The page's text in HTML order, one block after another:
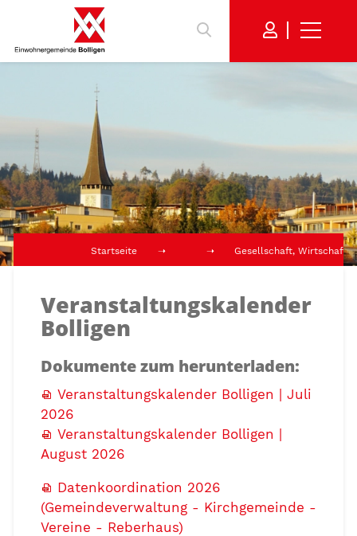
Startseite Gesellschaft, Wirtschaft,
Veranstaltungskalender
Bolligen
Dokumente zum herunterladen:
Veranstaltungskalender Bolligen | Juli
2026
Veranstaltungskalender Bolligen |
August 2026
Datenkoordination 2026
(Gemeindeverwaltung - Kirchgemeinde -
Vereine - Reberhaus)